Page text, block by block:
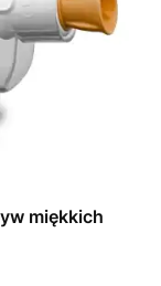
miękkich